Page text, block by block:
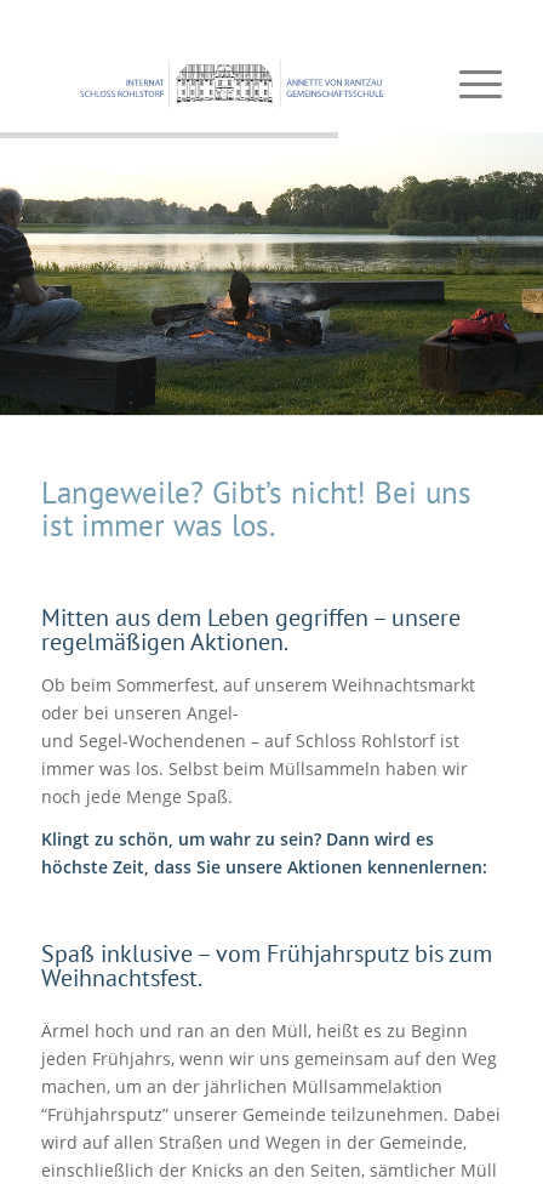
Langeweile? Gibt’s nicht! Bei uns
ist immer was los.
Mitten aus dem Leben gegriffen – unsere
regelmäßigen Aktionen.
Ob beim Sommerfest, auf unserem Weihnachtsmarkt
oder bei unseren Angel-
und Segel-Wochendenen – auf Schloss Rohlstorf ist
immer was los. Selbst beim Müllsammeln haben wir
noch jede Menge Spaß.
Klingt zu schön, um wahr zu sein? Dann wird es
höchste Zeit, dass Sie unsere Aktionen kennenlernen:
Spaß inklusive – vom Frühjahrsputz bis zum
Weihnachtsfest.
Ärmel hoch und ran an den Müll, heißt es zu Beginn
jeden Frühjahrs, wenn wir uns gemeinsam auf den Weg
machen, um an der jährlichen Müllsammelaktion
“Frühjahrsputz” unserer Gemeinde teilzunehmen. Dabei
wird auf allen Straßen und Wegen in der Gemeinde,
einschließlich der Knicks an den Seiten, sämtlicher Müll